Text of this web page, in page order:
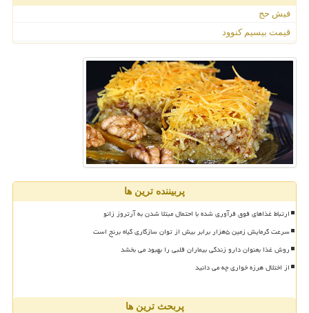
فیش حج
قیمت بیسیم کنوود
پربیننده ترین ها
ارتباط غذاهای فوق فرآوری شده با احتمال مبتلا شدن به آرتروز زانو
سرعت گرمایش زمین ۵هزار برابر بیش از توان سازگاری گیاه برنج است
روش غذا بعنوان دارو زندگی بیماران قلبی را بهبود می بخشد
از اختلال هرزه خواری چه می دانید
پربحث ترین ها